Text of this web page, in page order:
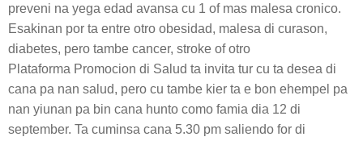
preveni na yega edad avansa cu 1 of mas malesa cronico.
Esakinan por ta entre otro obesidad, malesa di curason,
diabetes, pero tambe cancer, stroke of otro
Plataforma Promocion di Salud ta invita tur cu ta desea di
cana pa nan salud, pero cu tambe kier ta e bon ehempel pa
nan yiunan pa bin cana hunto como famia dia 12 di
september. Ta cuminsa cana 5.30 pm saliendo for di